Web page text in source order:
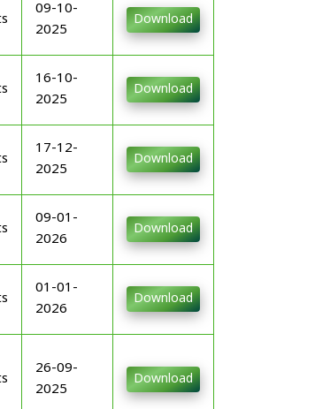
09-10-
2025
Download
16-10-
2025
Download
17-12-
2025
Download
09-01-
2026
Download
01-01-
2026
Download
26-09-
2025
Download